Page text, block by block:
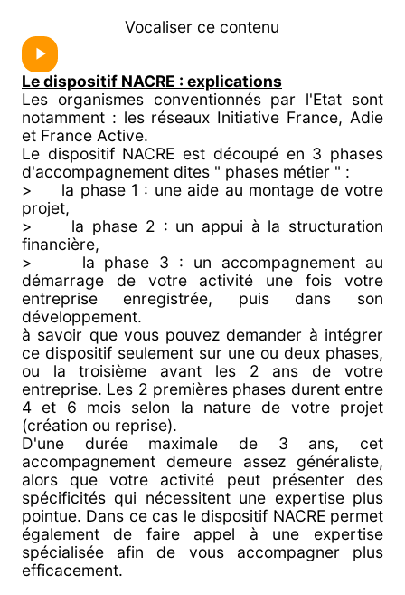
Vocaliser ce contenu
Le dispositif NACRE : explications
Les organismes conventionnés par l'Etat sont
notamment : les réseaux Initiative France, Adie
et France Active.
Le dispositif NACRE est découpé en 3 phases
d'accompagnement dites " phases métier " :
> la phase 1 : une aide au montage de votre
projet,
> la phase 2 : un appui à la structuration
financière,
> la phase 3 : un accompagnement au
démarrage de votre activité une fois votre
entreprise enregistrée, puis dans son
développement.
à savoir que vous pouvez demander à intégrer
ce dispositif seulement sur une ou deux phases,
ou la troisième avant les 2 ans de votre
entreprise. Les 2 premières phases durent entre
4 et 6 mois selon la nature de votre projet
(création ou reprise).
D'une durée maximale de 3 ans, cet
accompagnement demeure assez généraliste,
alors que votre activité peut présenter des
spécificités qui nécessitent une expertise plus
pointue. Dans ce cas le dispositif NACRE permet
également de faire appel à une expertise
spécialisée afin de vous accompagner plus
efficacement.